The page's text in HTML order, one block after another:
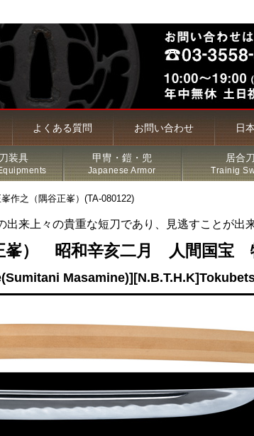
よくある質問 お問い合わせ 日
装具 甲冑・鎧・兜
Japanese Armor
居合
Trainig
作之（隅谷正峯）(TA-080122)
来上々の貴重な短刀であり、見逃すことが出
峯） 昭和辛亥二月 人間国宝